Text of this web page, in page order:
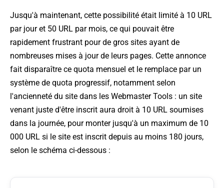
Jusqu'à maintenant, cette possibilité était limité à 10 URL
par jour et 50 URL par mois, ce qui pouvait être
rapidement frustrant pour de gros sites ayant de
nombreuses mises à jour de leurs pages. Cette annonce
fait disparaître ce quota mensuel et le remplace par un
système de quota progressif, notamment selon
l'ancienneté du site dans les Webmaster Tools : un site
venant juste d'être inscrit aura droit à 10 URL soumises
dans la journée, pour monter jusqu'à un maximum de 10
000 URL si le site est inscrit depuis au moins 180 jours,
selon le schéma ci-dessous :